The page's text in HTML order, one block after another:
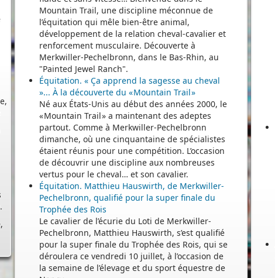
Mountain Trail, une discipline méconnue de
l’équitation qui mêle bien-être animal,
développement de la relation cheval-cavalier et
renforcement musculaire. Découverte à
Merkwiller-Pechelbronn, dans le Bas-Rhin, au
"Painted Jewel Ranch".
Équitation. « Ça apprend la sagesse au cheval
»... À la découverte du « Mountain Trail »
Né aux États-Unis au début des années 2000, le
« Mountain Trail » a maintenant des adeptes
partout. Comme à Merkwiller-Pechelbronn
dimanche, où une cinquantaine de spécialistes
étaient réunis pour une compétition. L’occasion
de découvrir une discipline aux nombreuses
vertus pour le cheval… et son cavalier.
Équitation. Matthieu Hauswirth, de Merkwiller-
Pechelbronn, qualifié pour la super finale du
Trophée des Rois
Le cavalier de l’écurie du Loti de Merkwiller-
Pechelbronn, Matthieu Hauswirth, s’est qualifié
pour la super finale du Trophée des Rois, qui se
déroulera ce vendredi 10 juillet, à l’occasion de
la semaine de l’élevage et du sport équestre de